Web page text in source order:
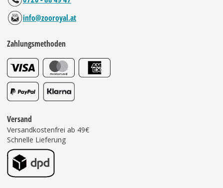
info@zooroyal.at
Zahlungsmethoden
Versand
Versandkostenfrei ab 49€
Schnelle Lieferung